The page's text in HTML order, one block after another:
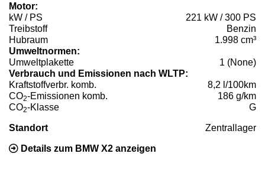
Motor:
kW / PS
221 kW / 300 PS
Treibstoff
Benzin
Hubraum
1.998 cm³
Umweltnormen:
Umweltplakette
1 (None)
Verbrauch und Emissionen nach WLTP:
Kraftstoffverbr. komb.
8,2 l/100km
CO2-Emissionen komb.
186 g/km
CO2-Klasse G
Standort Zentrallager
Details zum BMW X2 anzeigen